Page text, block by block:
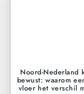
Noord-Nederland
bewust: waarom
vloer het verschil